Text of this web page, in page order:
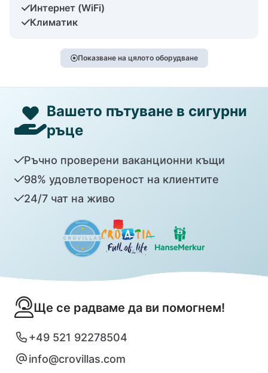
Интернет (WiFi)
Климатик
Показване на цялото оборудване
Вашето пътуване в сигурни
ръце
Ръчно проверени ваканционни къщи
98% удовлетвореност на клиентите
24/7 чат на живо
Ще се радваме да ви помогнем!
+49 521 92278504
info@crovillas.com